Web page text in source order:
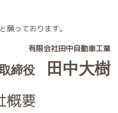
願っております。
有限会社田中自動車工業
締役 田中大樹
概要